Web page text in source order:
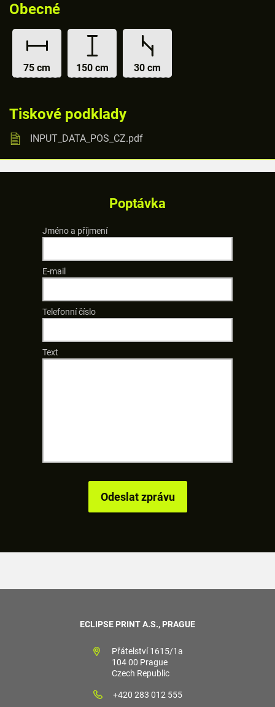
Obecné
75 cm 150 cm 30 cm
Tiskové podklady
INPUT_DATA_POS_CZ.pdf
Poptávka
Jméno a příjmení
E-mail
Telefonní číslo
Text
ECLIPSE PRINT A.S., PRAGUE
Přátelství 1615/1a
104 00 Prague
Czech Republic
+420 283 012 555